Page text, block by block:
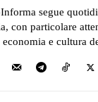
segue
con particolare
e cultura